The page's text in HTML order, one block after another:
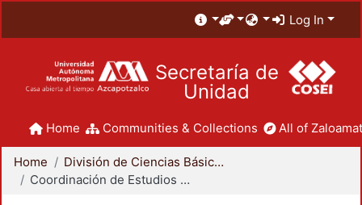
Log In
Secretaría de
Unidad
Home Communities & Collections All of
Home
División de Ciencias Básicas e Ingeniería
Coordinación de Estudios de Posgrado - CBI